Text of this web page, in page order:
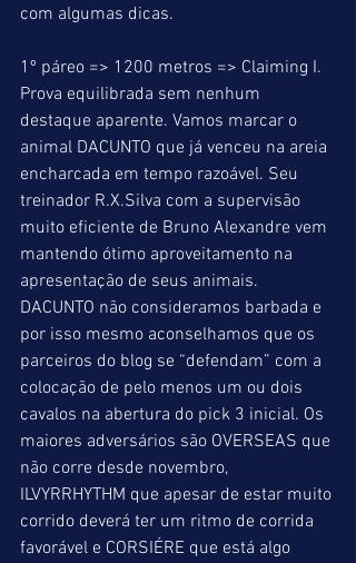
com algumas dicas.
1º páreo => 1200 metros => Claiming I.
Prova equilibrada sem nenhum
destaque aparente. Vamos marcar o
animal DACUNTO que já venceu na areia
encharcada em tempo razoável. Seu
treinador R.X.Silva com a supervisão
muito eficiente de Bruno Alexandre vem
mantendo ótimo aproveitamento na
apresentação de seus animais.
DACUNTO não consideramos barbada e
por isso mesmo aconselhamos que os
parceiros do blog se “defendam” com a
colocação de pelo menos um ou dois
cavalos na abertura do pick 3 inicial. Os
maiores adversários são OVERSEAS que
não corre desde novembro,
ILVYRRHYTHM que apesar de estar muito
corrido deverá ter um ritmo de corrida
favorável e CORSIÉRE que está algo